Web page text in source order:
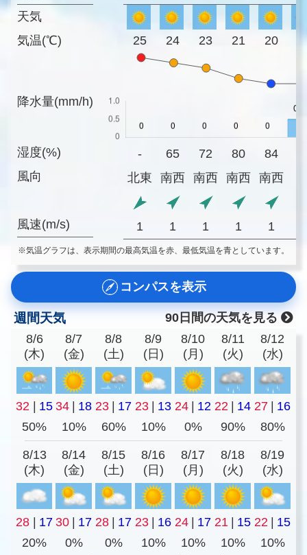
天気
気温(℃)
降水量(mm/h)
湿度(%)
風向
風速(m/s)
25 24 23 21 20
- 65 72 80 84
北東
南西 南西 南西 南西
1 1 1 1 1
※気温グラフは、表示期間の最高気温を赤、最低気温を青としています。
コンパスを表示
週間天気
90日間の天気を見る
8/6
(木)
8/7
(金)
8/8
(土)
8/9
(日)
8/10
(月)
8/11
(火)
8/12
(水)
32 15 34 18 23 17 23 13 24 12 22 14 27
16
50%
10% 60% 10% 0% 90% 80%
8/13
(木)
8/14
(金)
8/15
(土)
8/16
(日)
8/17
(月)
8/18
(火)
8/19
(水)
28 | 17 30 | 17 28 | 17 23 | 16 24 | 17 21 | 15 22 | 15
20%
0% 0% 10% 10% 10%
10%